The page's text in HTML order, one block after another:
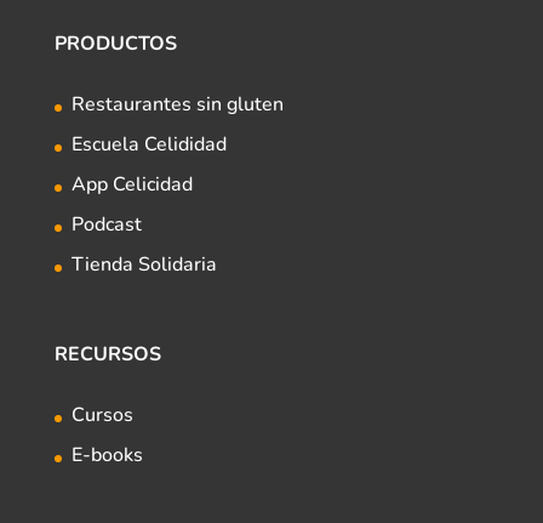
PRODUCTOS
Restaurantes sin gluten
Escuela Celididad
App Celicidad
Podcast
Tienda Solidaria
RECURSOS
Cursos
E-books